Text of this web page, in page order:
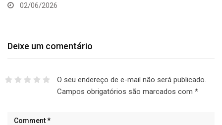
02/06/2026
Deixe um comentário
O seu endereço de e-mail não será publicado.
Campos obrigatórios são marcados com *